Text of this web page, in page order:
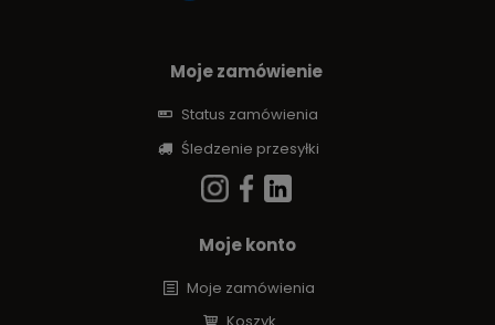
Moje zamówienie
Status zamówienia
Śledzenie przesyłki
Moje konto
Moje zamówienia
Koszyk